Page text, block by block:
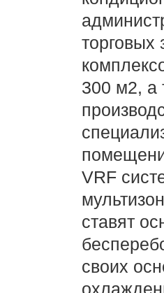
торговых
300 м2, а
VRF
ставят
своих